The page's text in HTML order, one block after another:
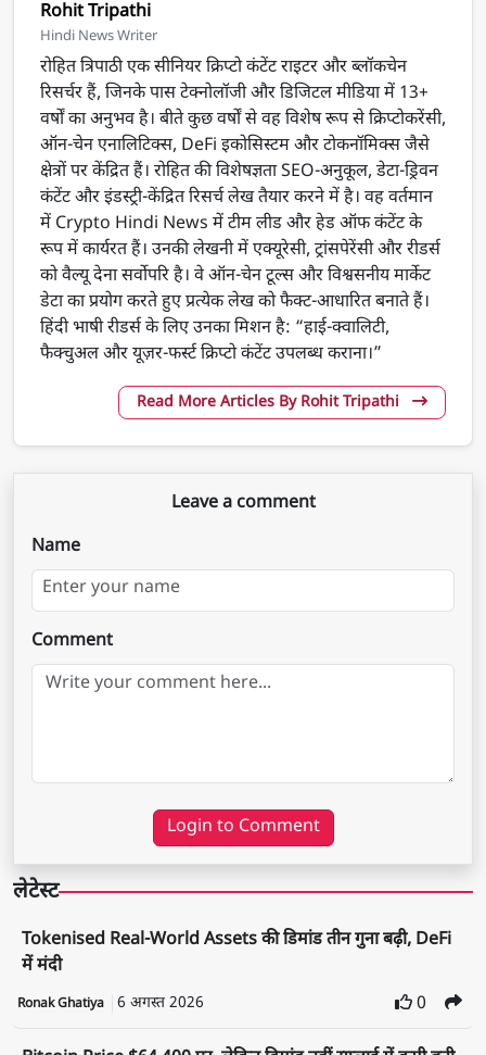
Rohit Tripathi
Hindi News Writer
रोहित त्रिपाठी एक सीनियर क्रिप्टो कंटेंट राइटर और ब्लॉकचेन
रिसर्चर हैं, जिनके पास टेक्नोलॉजी और डिजिटल मीडिया में 13+
वर्षों का अनुभव है। बीते कुछ वर्षों से वह विशेष रूप से क्रिप्टोकरेंसी,
ऑन-चेन एनालिटिक्स, DeFi इकोसिस्टम और टोकनॉमिक्स जैसे
क्षेत्रों पर केंद्रित हैं। रोहित की विशेषज्ञता SEO-अनुकूल, डेटा-ड्रिवन
कंटेंट और इंडस्ट्री-केंद्रित रिसर्च लेख तैयार करने में है। वह वर्तमान
में Crypto Hindi News में टीम लीड और हेड ऑफ कंटेंट के
रूप में कार्यरत हैं। उनकी लेखनी में एक्यूरेसी, ट्रांसपेरेंसी और रीडर्स
को वैल्यू देना सर्वोपरि है। वे ऑन-चेन टूल्स और विश्वसनीय मार्केट
डेटा का प्रयोग करते हुए प्रत्येक लेख को फैक्ट-आधारित बनाते हैं।
हिंदी भाषी रीडर्स के लिए उनका मिशन है: “हाई-क्वालिटी,
फैक्चुअल और यूज़र-फर्स्ट क्रिप्टो कंटेंट उपलब्ध कराना।”
Read More Articles By Rohit Tripathi
Leave a comment
Name
Comment
Login to Comment
लेटेस्ट
Tokenised Real-World Assets की डिमांड तीन गुना बढ़ी, DeFi
में मंदी
Ronak Ghatiya 6 अगस्त 2026 0